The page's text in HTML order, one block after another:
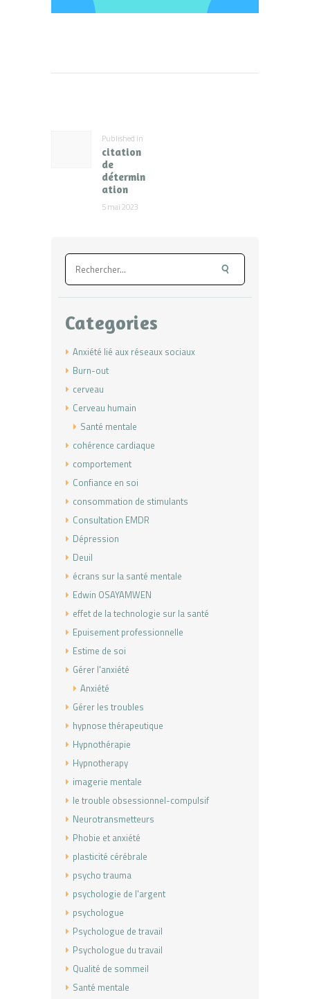
Published in
citation
de
détermin
ation
5 mai 2023
Rechercher :
Categories
Anxiété lié aux réseaux sociaux
Burn-out
cerveau
Cerveau humain
Santé mentale
cohérence cardiaque
comportement
Confiance en soi
consommation de stimulants
Consultation EMDR
Dépression
Deuil
écrans sur la santé mentale
Edwin OSAYAMWEN
effet de la technologie sur la santé
Epuisement professionnelle
Estime de soi
Gérer l'anxiété
Anxiété
Gérer les troubles
hypnose thérapeutique
Hypnothérapie
Hypnotherapy
imagerie mentale
le trouble obsessionnel-compulsif
Neurotransmetteurs
Phobie et anxiété
plasticité cérébrale
psycho trauma
psychologie de l'argent
psychologue
Psychologue de travail
Psychologue du travail
Qualité de sommeil
Santé mentale